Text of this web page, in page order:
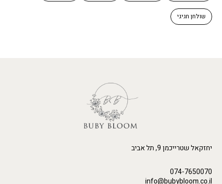
שולחן חגיגי
יחזקאל שטרייכמן 9, תל אביב
074-7650070
info@bubybloom.co.il